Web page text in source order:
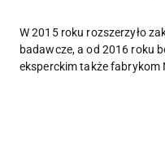
W 2015 roku rozszerzyło
badawcze, a od 2016 roku
eksperckim także fabrykom